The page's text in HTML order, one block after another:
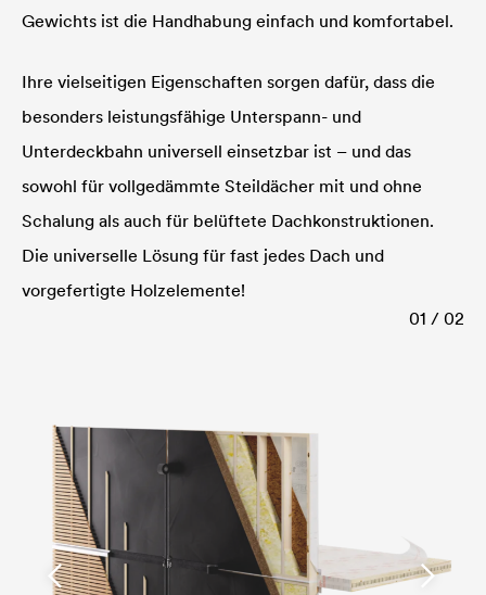
Gewichts ist die Handhabung einfach und komfortabel.
Ihre vielseitigen Eigenschaften sorgen dafür, dass die
besonders leistungsfähige Unterspann- und
Unterdeckbahn universell einsetzbar ist – und das
sowohl für vollgedämmte Steildächer mit und ohne
Schalung als auch für belüftete Dachkonstruktionen.
Die universelle Lösung für fast jedes Dach und
vorgefertigte Holzelemente!
01 / 02